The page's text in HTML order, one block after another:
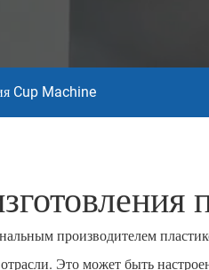
Cup Machine
производителем
Это может быть